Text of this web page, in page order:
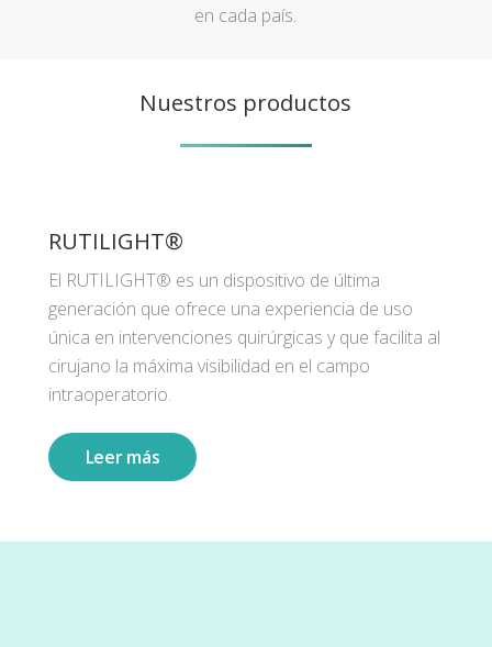
en cada país.
Nuestros productos
RUTILIGHT®
El RUTILIGHT® es un dispositivo de última
generación que ofrece una experiencia de uso
única en intervenciones quirúrgicas y que facilita al
cirujano la máxima visibilidad en el campo
intraoperatorio.
Leer más